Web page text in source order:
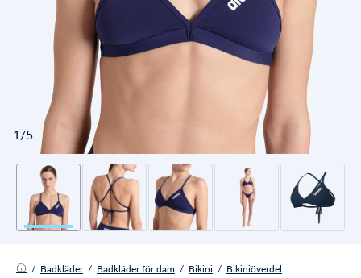
1/5
/ Badkläder / Badkläder för dam / Bikini / Bikiniöverdel